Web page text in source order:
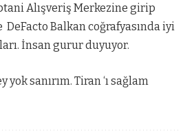
Alışveriş Merkezine girip
DeFacto Balkan coğrafyasında iyi
İnsan gurur duyuyor.
yok sanırım. Tiran ‘ı sağlam